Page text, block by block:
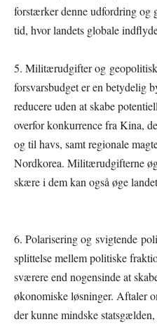
forstærker denne udfordring og
tid, hvor landets globale
5. Militærudgifter og
forsvarsbudget er en betydelig
reducere uden at skabe
overfor konkurrence fra Kina,
og til havs, samt regionale
Nordkorea. Militærudgifterne
skære i dem kan også øge
6. Polarisering og svigtende
splittelse mellem politiske
sværere end nogensinde at
økonomiske løsninger. Aftaler
der kunne mindske